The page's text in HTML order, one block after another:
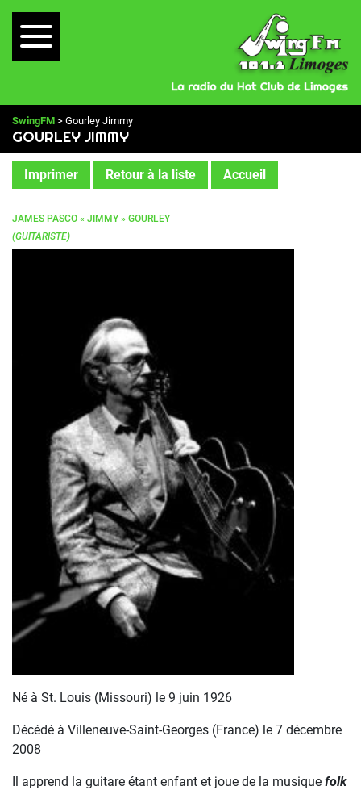
SwingFM > Gourley Jimmy
GOURLEY JIMMY
Imprimer Retour à la liste Accueil
JAMES PASCO « JIMMY » GOURLEY
(GUITARISTE)
Né à St. Louis (Missouri) le 9 juin 1926
Décédé à Villeneuve-Saint-Georges (France) le 7 décembre
2008
Il apprend la guitare étant enfant et joue de la musique folk